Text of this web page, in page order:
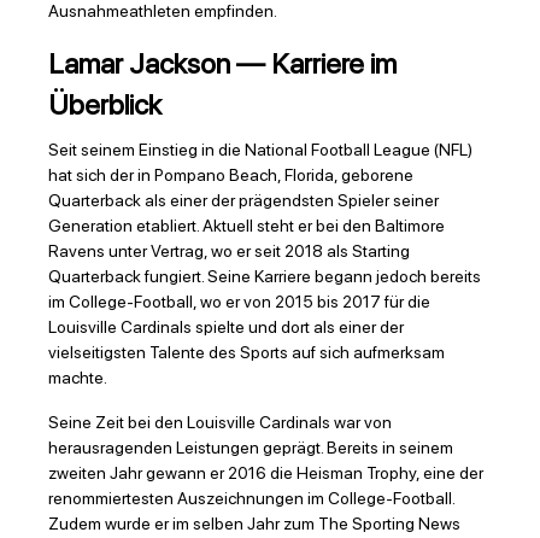
Ausnahmeathleten empfinden.
Lamar Jackson — Karriere im
Überblick
Seit seinem Einstieg in die National Football League (NFL)
hat sich der in Pompano Beach, Florida, geborene
Quarterback als einer der prägendsten Spieler seiner
Generation etabliert. Aktuell steht er bei den Baltimore
Ravens unter Vertrag, wo er seit 2018 als Starting
Quarterback fungiert. Seine Karriere begann jedoch bereits
im College-Football, wo er von 2015 bis 2017 für die
Louisville Cardinals spielte und dort als einer der
vielseitigsten Talente des Sports auf sich aufmerksam
machte.
Seine Zeit bei den Louisville Cardinals war von
herausragenden Leistungen geprägt. Bereits in seinem
zweiten Jahr gewann er 2016 die Heisman Trophy, eine der
renommiertesten Auszeichnungen im College-Football.
Zudem wurde er im selben Jahr zum The Sporting News